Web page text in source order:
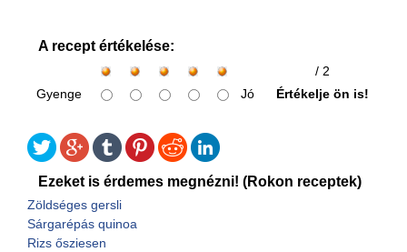
A recept értékelése:
/ 2
Gyenge
Jó Értékelje ön is!
Ezeket is érdemes megnézni! (Rokon receptek)
Zöldséges gersli
Sárgarépás quinoa
Rizs ősziesen